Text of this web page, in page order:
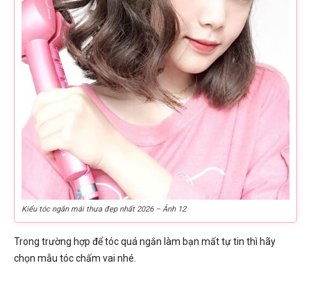
Kiểu tóc ngắn mái thưa đẹp nhất 2026 – Ảnh 12
Trong trường hợp để tóc quá ngắn làm bạn mất tự tin thì hãy
chọn mẫu tóc chấm vai nhé.